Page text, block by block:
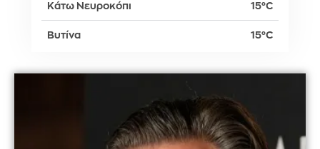
Κάτω Νευροκόπι 15°C
Βυτίνα 15°C